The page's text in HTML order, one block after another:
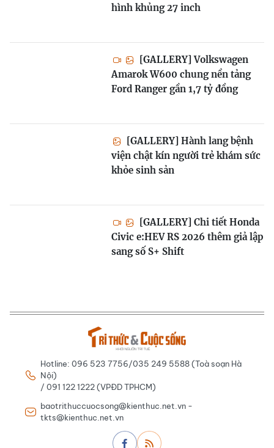
hình khủng 27 inch
[GALLERY] Volkswagen
Amarok W600 chung nền tảng
Ford Ranger gần 1,7 tỷ đồng
[GALLERY] Hành lang bệnh
viện chật kín người trẻ khám sức
khỏe sinh sản
[GALLERY] Chi tiết Honda
Civic e:HEV RS 2026 thêm giả lập
sang số S+ Shift
Hotline: 096 523 7756/035 249 5588 (Toà soạn Hà
Nội)
/ 091 122 1222 (VPĐD TPHCM)
baotrithuccuocsong@kienthuc.net.vn -
tkts@kienthuc.net.vn